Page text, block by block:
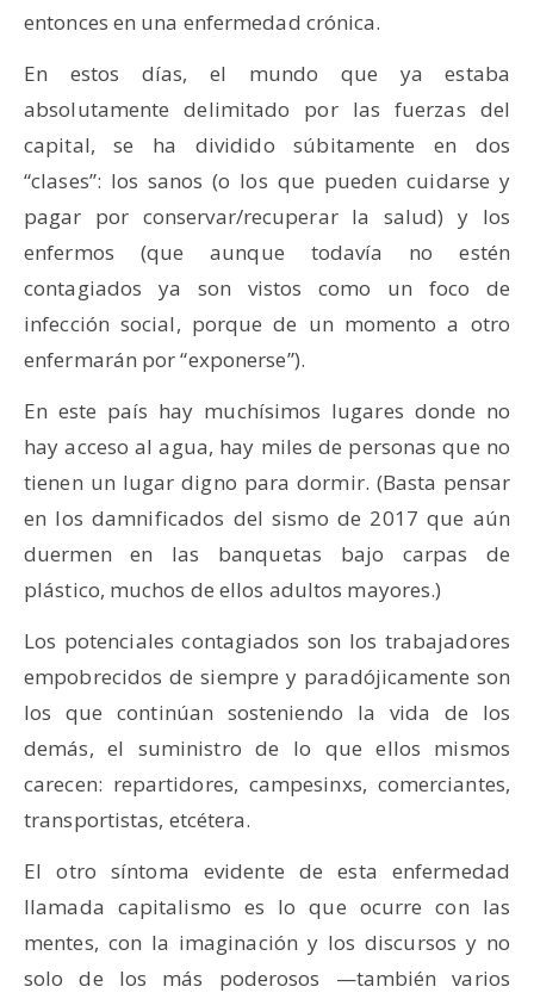
entonces en una enfermedad crónica.
En estos días, el mundo que ya estaba
absolutamente delimitado por las fuerzas del
capital, se ha dividido súbitamente en dos
“clases”: los sanos (o los que pueden cuidarse y
pagar por conservar/recuperar la salud) y los
enfermos (que aunque todavía no estén
contagiados ya son vistos como un foco de
infección social, porque de un momento a otro
enfermarán por “exponerse”).
En este país hay muchísimos lugares donde no
hay acceso al agua, hay miles de personas que no
tienen un lugar digno para dormir. (Basta pensar
en los damnificados del sismo de 2017 que aún
duermen en las banquetas bajo carpas de
plástico, muchos de ellos adultos mayores.)
Los potenciales contagiados son los trabajadores
empobrecidos de siempre y paradójicamente son
los que continúan sosteniendo la vida de los
demás, el suministro de lo que ellos mismos
carecen: repartidores, campesinxs, comerciantes,
transportistas, etcétera.
El otro síntoma evidente de esta enfermedad
llamada capitalismo es lo que ocurre con las
mentes, con la imaginación y los discursos y no
solo de los más poderosos —también varios